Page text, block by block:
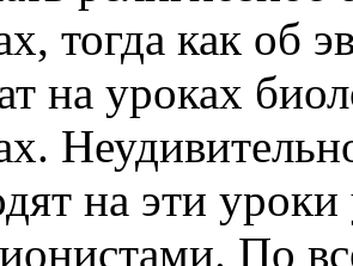
тогда как об
на уроках
на эти
По